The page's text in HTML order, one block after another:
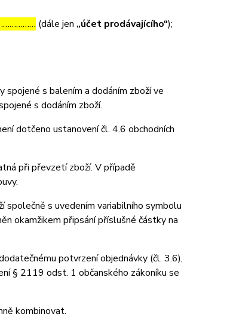
(dále jen „účet prodávajícího“);
s balením a dodáním zboží ve
s dodáním zboží.
dotčeno ustanovení čl. 4.6 obchodních
při převzetí zboží. V případě
s uvedením variabilního symbolu
okamžikem připsání příslušné částky na
potvrzení objednávky (čl. 3.6),
§ 2119 odst. 1 občanského zákoníku se
kombinovat.